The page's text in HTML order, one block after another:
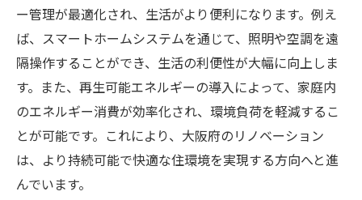
ー管理が最適化され、生活がより便利になります。例え
ば、スマートホームシステムを通じて、照明や空調を遠
隔操作することができ、生活の利便性が大幅に向上しま
す。また、再生可能エネルギーの導入によって、家庭内
のエネルギー消費が効率化され、環境負荷を軽減するこ
とが可能です。これにより、大阪府のリノベーション
は、より持続可能で快適な住環境を実現する方向へと進
んでいます。